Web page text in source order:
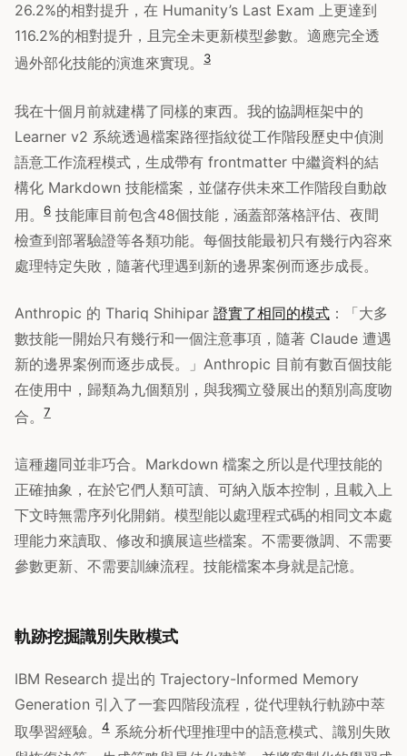
26.2%的相對提升，在 Humanity’s Last Exam 上更達到
116.2%的相對提升，且完全未更新模型參數。適應完全透
過外部化技能的演進來實現。
3
我在十個月前就建構了同樣的東西。我的協調框架中的
Learner v2 系統透過檔案路徑指紋從工作階段歷史中偵測
語意工作流程模式，生成帶有 frontmatter 中繼資料的結
構化 Markdown 技能檔案，並儲存供未來工作階段自動啟
用。
6 技能庫目前包含48個技能，涵蓋部落格評估、夜間
檢查到部署驗證等各類功能。每個技能最初只有幾行內容來
處理特定失敗，隨著代理遇到新的邊界案例而逐步成長。
Anthropic 的 Thariq Shihipar 證實了相同的模式 ：「大多
數技能一開始只有幾行和一個注意事項，隨著 Claude 遭遇
新的邊界案例而逐步成長。」Anthropic 目前有數百個技能
在使用中，歸類為九個類別，與我獨立發展出的類別高度吻
合。
7
這種趨同並非巧合。Markdown 檔案之所以是代理技能的
正確抽象，在於它們人類可讀、可納入版本控制，且載入上
下文時無需序列化開銷。模型能以處理程式碼的相同文本處
理能力來讀取、修改和擴展這些檔案。不需要微調、不需要
參數更新、不需要訓練流程。技能檔案本身就是記憶。
軌跡挖掘識別失敗模式
IBM Research 提出的 Trajectory-Informed Memory
Generation 引入了一套四階段流程，從代理執行軌跡中萃
取學習經驗。
4 系統分析代理推理中的語意模式、識別失敗